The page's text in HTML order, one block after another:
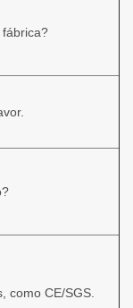
como CE/SGS.